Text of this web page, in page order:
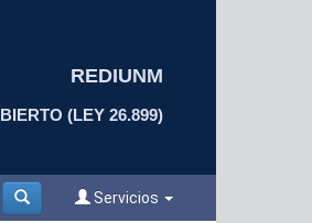
REDIUNM
(LEY 26.899)
Servicios